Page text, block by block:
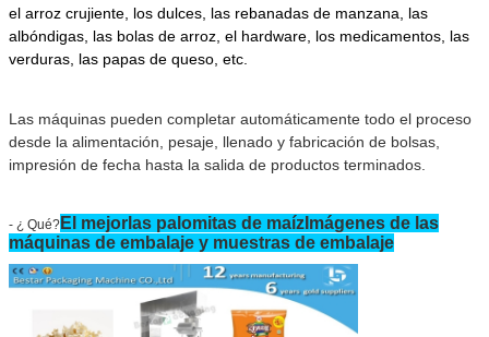
el arroz crujiente, los dulces, las rebanadas de manzana, las
albóndigas, las bolas de arroz, el hardware, los medicamentos, las
verduras, las papas de queso, etc.
Las máquinas pueden completar automáticamente todo el proceso
desde la alimentación, pesaje, llenado y fabricación de bolsas,
impresión de fecha hasta la salida de productos terminados.
- ¿ Qué? El mejor las palomitas de maíz Imágenes de las
máquinas de embalaje y muestras de embalaje